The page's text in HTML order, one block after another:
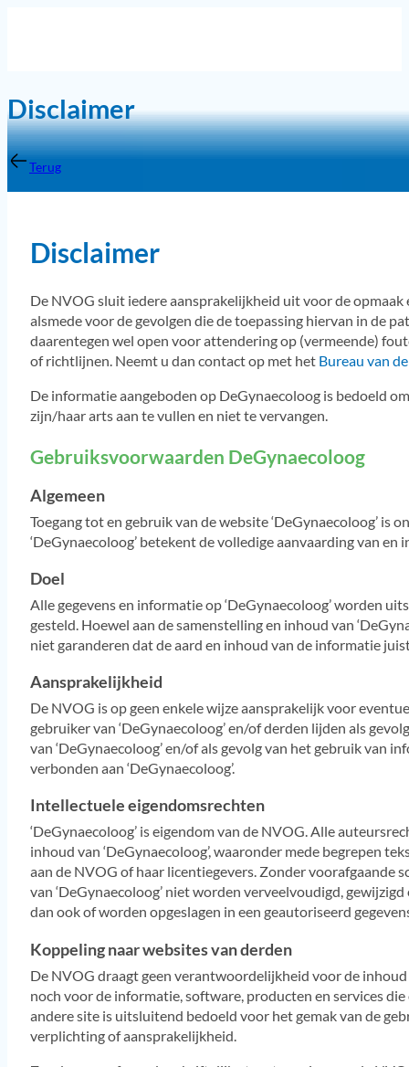
Disclaimer
Terug
Disclaimer
De NVOG sluit iedere aansprakelijkheid uit voor de
alsmede voor de gevolgen die de toepassing hiervan in de
daarentegen wel open voor attendering op (vermeende)
of richtlijnen. Neemt u dan contact op met het Bureau van
De informatie aangeboden op DeGynaecoloog is bedoeld
zijn/haar arts aan te vullen en niet te vervangen.
Gebruiksvoorwaarden DeGynaecoloog
Algemeen
Toegang tot en gebruik van de website ‘DeGynaecoloog’
‘DeGynaecoloog’ betekent de volledige aanvaarding van
Doel
Alle gegevens en informatie op ‘DeGynaecoloog’ worden
gesteld. Hoewel aan de samenstelling en inhoud van
niet garanderen dat de aard en inhoud van de informatie
Aansprakelijkheid
De NVOG is op geen enkele wijze aansprakelijk voor
gebruiker van ‘DeGynaecoloog’ en/of derden lijden als
van ‘DeGynaecoloog’ en/of als gevolg van het gebruik van
verbonden aan ‘DeGynaecoloog’.
Intellectuele eigendomsrechten
‘DeGynaecoloog’ is eigendom van de NVOG. Alle
inhoud van ‘DeGynaecoloog’, waaronder mede begrepen
aan de NVOG of haar licentiegevers. Zonder voorafgaande
van ‘DeGynaecoloog’ niet worden verveelvoudigd,
dan ook of worden opgeslagen in een geautoriseerd
Koppeling naar websites van derden
De NVOG draagt geen verantwoordelijkheid voor de inhoud
noch voor de informatie, software, producten en services
andere site is uitsluitend bedoeld voor het gemak van de
verplichting of aansprakelijkheid.